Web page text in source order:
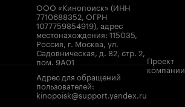
ООО «Кинопоиск» (ИНН
7710688352, ОГРН
1077759854919), адрес
местонахождения: 115035,
Россия, г. Москва, ул.
Садовническая, д. 82, стр. 2,
пом. 9А01
Адрес для обращений
пользователей:
kinopoisk@support.yandex.ru
Проект
компании